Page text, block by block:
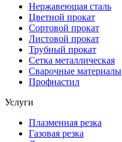
Нержавеющая сталь
Цветной прокат
Сортовой прокат
Листовой прокат
Трубный прокат
Сетка металлическая
Сварочные материалы
Профнастил
Услуги
Плазменная резка
Газовая резка